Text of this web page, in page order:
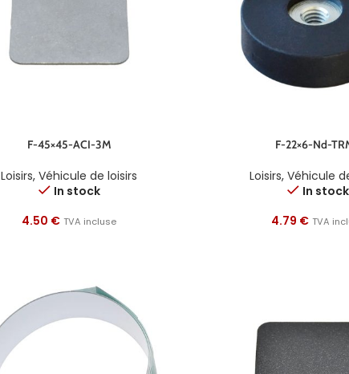
F-45×45-ACI-3M
Loisirs,Véhicule de loisirs
In stock
4.50 € TVA incluse
F-22×6-Nd-
Loisirs,Véhicule
In stock
4.79 € TVA